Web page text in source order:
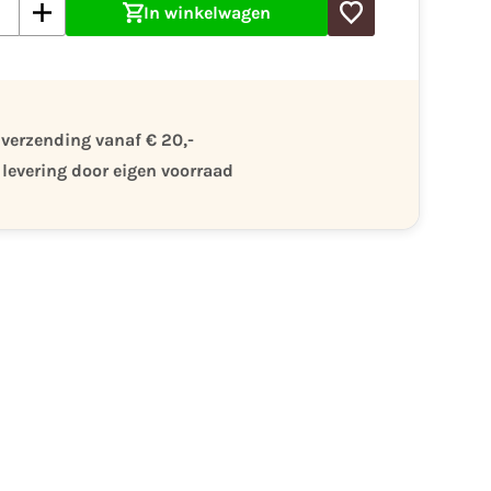
In winkelwagen
vanaf € 20,-
door eigen voorraad